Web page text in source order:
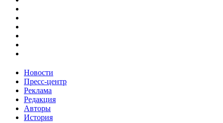
Новости
Пресс-центр
Реклама
Редакция
Авторы
История